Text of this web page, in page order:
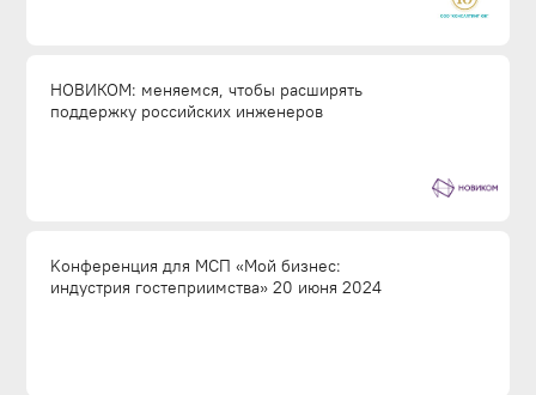
НОВИКОМ: меняемся, чтобы расширять
поддержку российских инженеров
Kонференция для МСП «Мой бизнес:
индустрия гостеприимства» 20 июня 2024